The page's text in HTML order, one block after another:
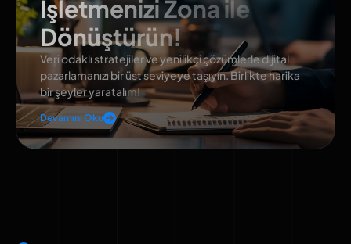
İşletmenizi Zona ile
Dönüştürün!
Veri odaklı stratejiler ve yenilikçi çözümlerle dijital
pazarlamanızı bir üst seviyeye taşıyın. Birlikte harika
bir şeyler yaratalım!
Devamını Oku